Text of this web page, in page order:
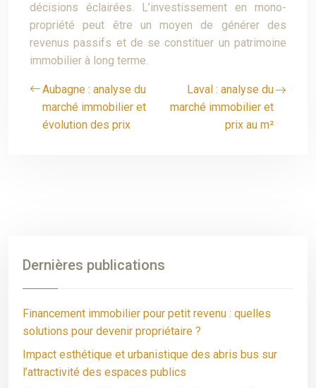
décisions éclairées. L’investissement en mono-
propriété peut être un moyen de générer des
revenus passifs et de se constituer un patrimoine
immobilier à long terme.
Aubagne : analyse du
marché immobilier et
évolution des prix
Laval : analyse du
marché immobilier et
prix au m²
Dernières publications
Financement immobilier pour petit revenu : quelles
solutions pour devenir propriétaire ?
Impact esthétique et urbanistique des abris bus sur
l’attractivité des espaces publics